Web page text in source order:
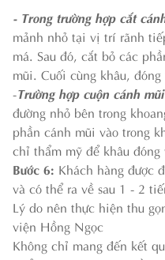
- Trong trường hợp cắt
mảnh nhỏ tại vị trí rãnh
má. Sau đó, cắt bỏ các
mũi. Cuối cùng khâu,
-Trường hợp cuộn cánh
đường nhỏ bên trong
phần cánh mũi vào trong
chỉ thẩm mỹ để khâu đóng
Bước 6: Khách hàng được
và có thể ra về sau 1 - 2
Lý do nên thực hiện thu
viện Hồng Ngọc
Không chỉ mang đến kết